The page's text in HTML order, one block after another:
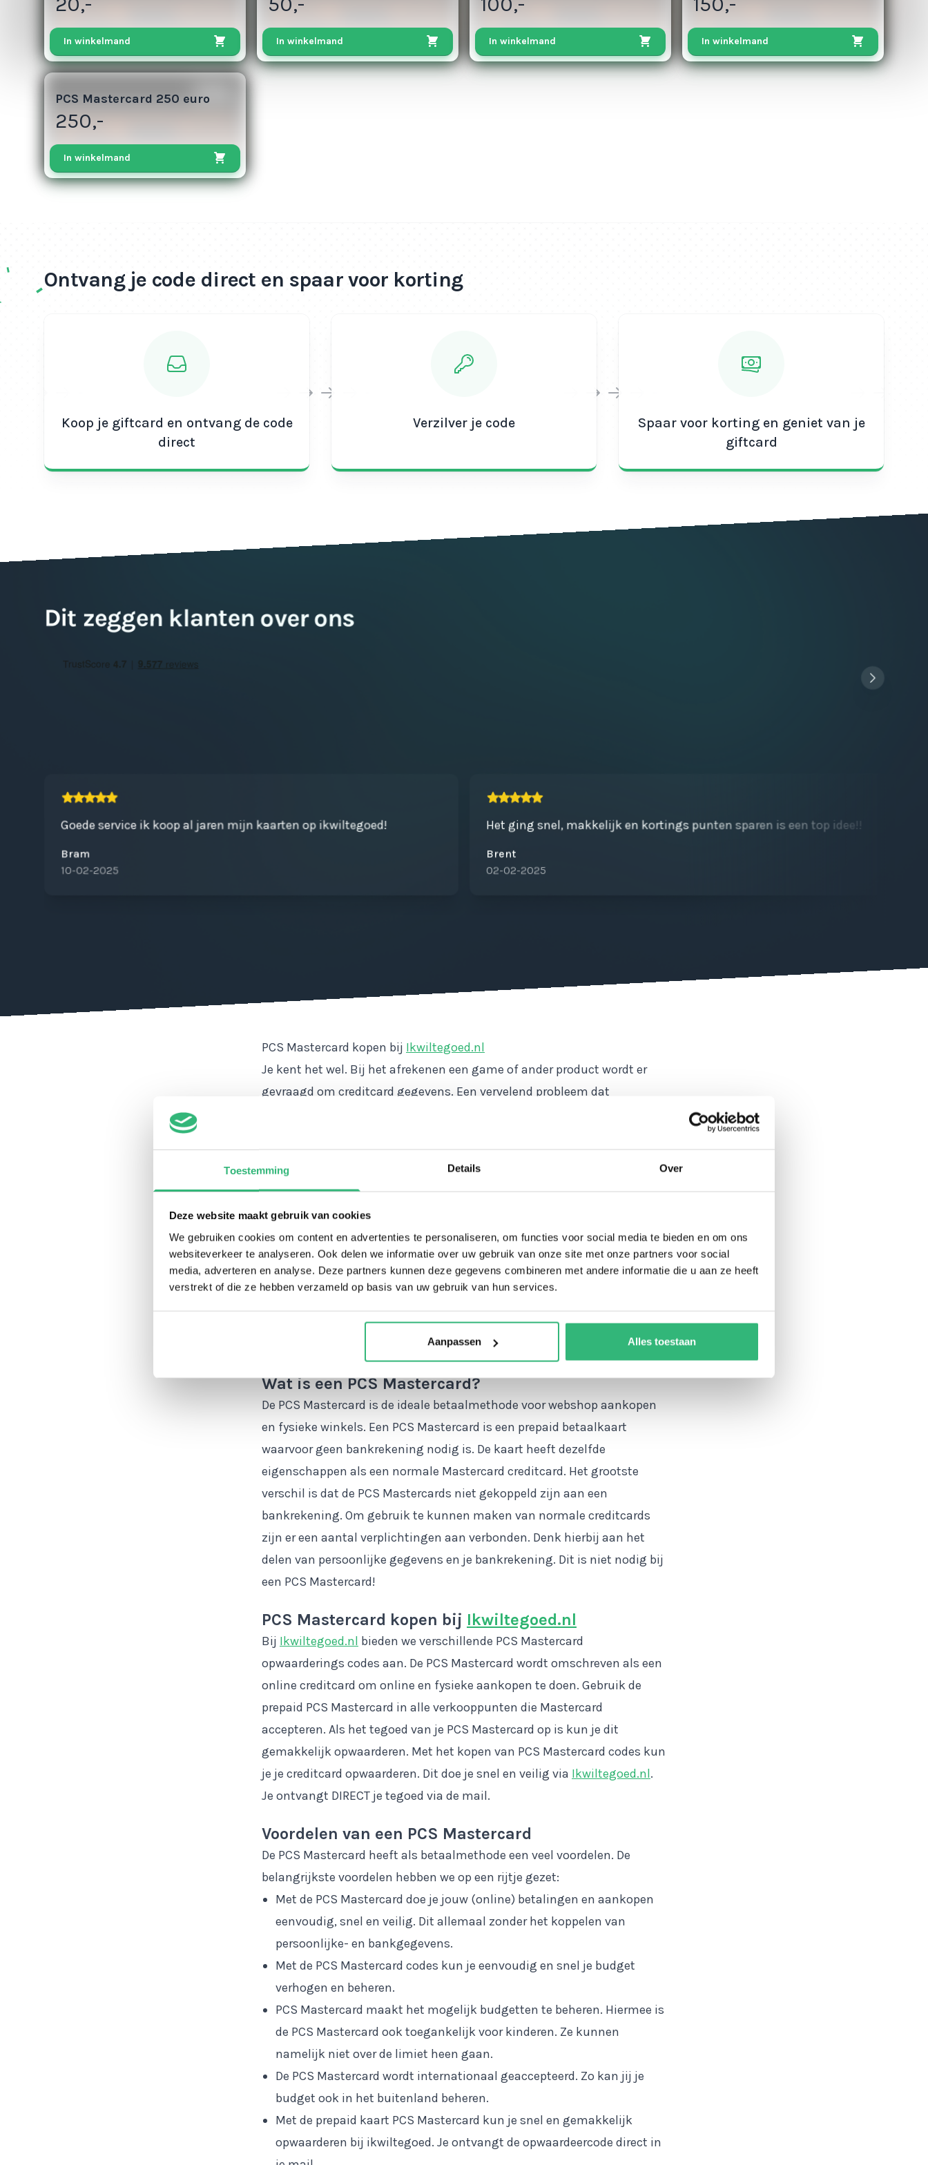
Toestemming Details Over
Deze website maakt gebruik van cookies
We gebruiken cookies om content en advertenties te personaliseren, om functies voor social media te bieden en om ons
websiteverkeer te analyseren. Ook delen we informatie over uw gebruik van onze site met onze partners voor social
media, adverteren en analyse. Deze partners kunnen deze gegevens combineren met andere informatie die u aan ze heeft
verstrekt of die ze hebben verzameld op basis van uw gebruik van hun services.
Aanpassen Alles toestaan
In winkelmand In winkelmand In winkelmand In winkelmand
313
PCS Mastercard 250 euro
250,-
In winkelmand
Ontvang je code direct en spaar voor korting
Koop je giftcard en ontvang de code
direct
Verzilver je code
Spaar voor korting en geniet van je
giftcard
Dit zeggen klanten over ons
Goede service ik koop al jaren mijn kaarten op ikwiltegoed!
Bram
10-02-2025
Het ging snel, makkelijk en kortings punten sparen is een top idee!!
Brent
02-02-2025
PCS Mastercard kopen bij Ikwiltegoed.nl
Je kent het wel. Bij het afrekenen een game of ander product wordt er
gevraagd om creditcard gegevens. Een vervelend probleem dat
bestellen ontvang je jouw unieke PCS Mastercard code, waarmee je je
Mastercards, dus er is keuze genoeg! Je hebt de keuze uit een PCS
Mastercard van 20 euro PCS Mastercard, 50 euro PCS Mastercard, 100
euro PCS Mastercard, 150 euro PCS Mastercard en 250 euro PCS
Mastercard.
Let op: De producten bevatten geen PCS Mastercard. Bij aankoop
ontvang je de PCS Mastercard code om je PCS card op te waarderen.
Wat is een PCS Mastercard?
De PCS Mastercard is de ideale betaalmethode voor webshop aankopen
en fysieke winkels. Een PCS Mastercard is een prepaid betaalkaart
waarvoor geen bankrekening nodig is. De kaart heeft dezelfde
eigenschappen als een normale Mastercard creditcard. Het grootste
verschil is dat de PCS Mastercards niet gekoppeld zijn aan een
bankrekening. Om gebruik te kunnen maken van normale creditcards
zijn er een aantal verplichtingen aan verbonden. Denk hierbij aan het
delen van persoonlijke gegevens en je bankrekening. Dit is niet nodig bij
een PCS Mastercard!
PCS Mastercard kopen bij Ikwiltegoed.nl
Bij Ikwiltegoed.nl bieden we verschillende PCS Mastercard
opwaarderings codes aan. De PCS Mastercard wordt omschreven als een
online creditcard om online en fysieke aankopen te doen. Gebruik de
prepaid PCS Mastercard in alle verkooppunten die Mastercard
accepteren. Als het tegoed van je PCS Mastercard op is kun je dit
gemakkelijk opwaarderen. Met het kopen van PCS Mastercard codes kun
je je creditcard opwaarderen. Dit doe je snel en veilig via Ikwiltegoed.nl.
Je ontvangt DIRECT je tegoed via de mail.
Voordelen van een PCS Mastercard
De PCS Mastercard heeft als betaalmethode een veel voordelen. De
belangrijkste voordelen hebben we op een rijtje gezet:
Met de PCS Mastercard doe je jouw (online) betalingen en aankopen
eenvoudig, snel en veilig. Dit allemaal zonder het koppelen van
persoonlijke- en bankgegevens.
Met de PCS Mastercard codes kun je eenvoudig en snel je budget
verhogen en beheren.
PCS Mastercard maakt het mogelijk budgetten te beheren. Hiermee is
de PCS Mastercard ook toegankelijk voor kinderen. Ze kunnen
namelijk niet over de limiet heen gaan.
De PCS Mastercard wordt internationaal geaccepteerd. Zo kan jij je
budget ook in het buitenland beheren.
Met de prepaid kaart PCS Mastercard kun je snel en gemakkelijk
opwaarderen bij ikwiltegoed. Je ontvangt de opwaardeercode direct in